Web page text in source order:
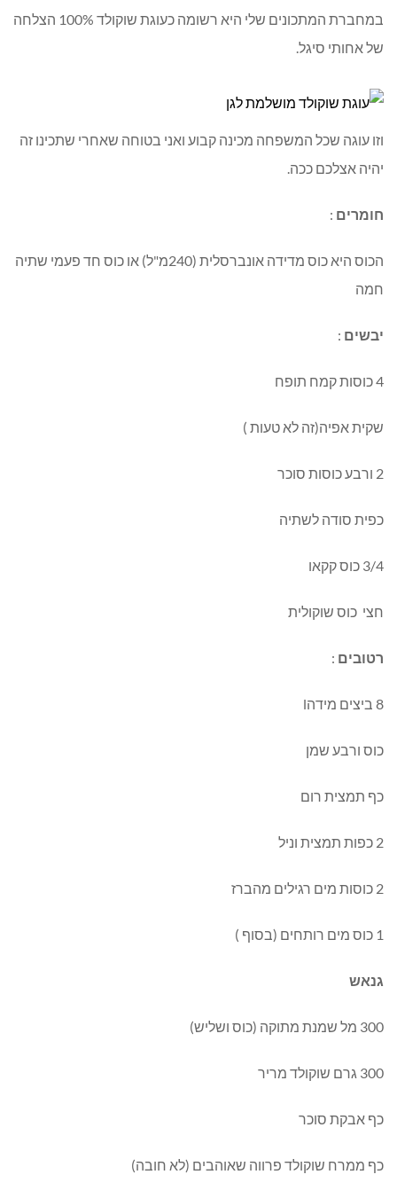
במחברת המתכונים שלי היא רשומה כעוגת שוקולד 100% הצלחה
של אחותי סיגל.
וזו עוגה שכל המשפחה מכינה קבוע ואני בטוחה שאחרי שתכינו זה
יהיה אצלכם ככה.
חומרים :
הכוס היא כוס מדידה אונברסלית (240מ"ל) או כוס חד פעמי שתיה
חמה
יבשים :
4 כוסות קמח תופח
שקית אפיה(זה לא טעות )
2 ורבע כוסות סוכר
כפית סודה לשתיה
3/4 כוס קקאו
חצי כוס שוקולית
רטובים :
8 ביצים מידהl
כוס ורבע שמן
כף תמצית רום
2 כפות תמצית וניל
2 כוסות מים רגילים מהברז
1 כוס מים רותחים (בסוף )
גנאש
300 מל שמנת מתוקה (כוס ושליש)
300 גרם שוקולד מריר
כף אבקת סוכר
כף ממרח שוקולד פרווה שאוהבים (לא חובה)